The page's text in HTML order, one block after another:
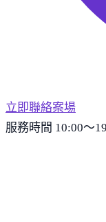
立即聯絡案場
服務時間 10:00～